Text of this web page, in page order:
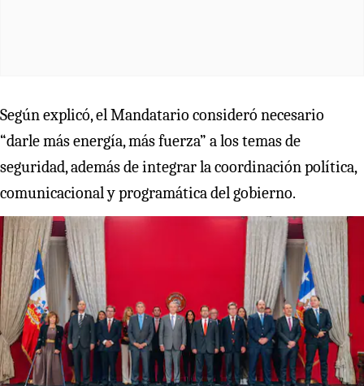
Según explicó, el Mandatario consideró necesario
“darle más energía, más fuerza” a los temas de
seguridad, además de integrar la coordinación política,
comunicacional y programática del gobierno.